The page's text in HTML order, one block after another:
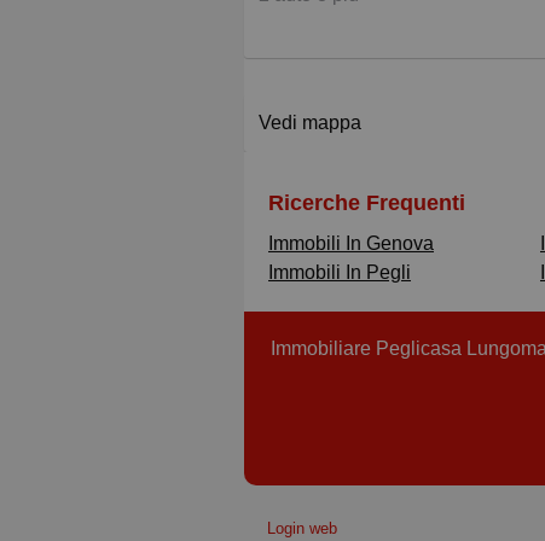
Vedi mappa
Ricerche Frequenti
Immobili In Genova
Immobili In Pegli
Immobiliare Peglicasa
Login web